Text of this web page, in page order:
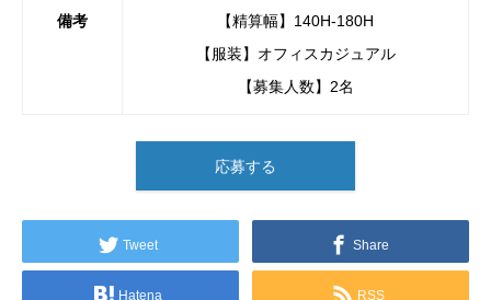
備考
【精算幅】140H-180H
【服装】オフィスカジュアル
【募集人数】2名
応募する
Tweet Share
Hatena RSS